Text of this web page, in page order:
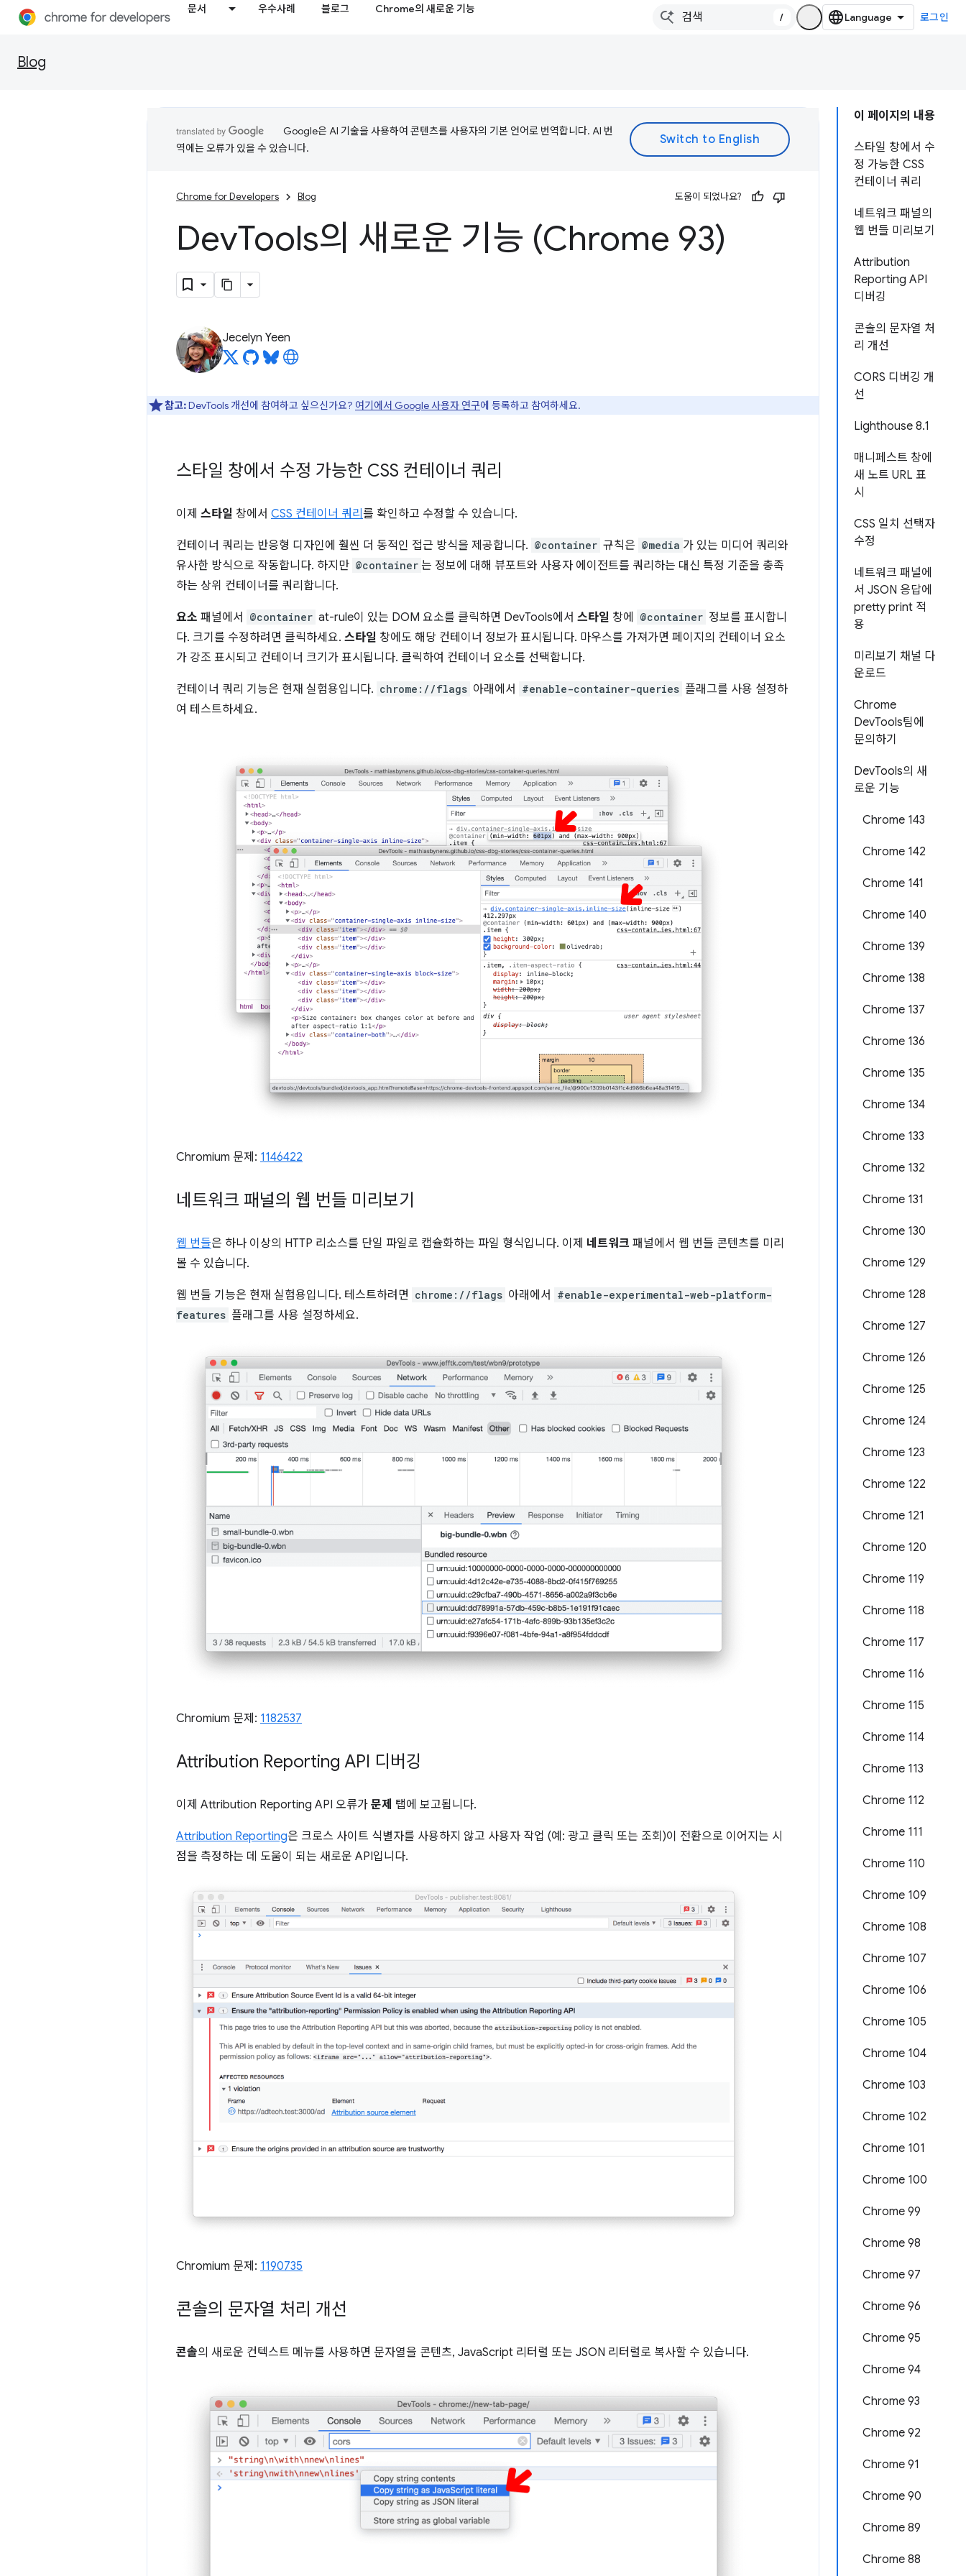
문서 우수사례 블로그 Chrome의 새로운 기능
/ 로그인
Blog
이 페이지의 내용
스타일 창에서 수
정 가능한 CSS
컨테이너 쿼리
네트워크 패널의
웹 번들 미리보기
Attribution
Reporting API
디버깅
콘솔의 문자열 처
리 개선
CORS 디버깅 개
선
Lighthouse 8.1
매니페스트 창에
새 노트 URL 표
시
CSS 일치 선택자
수정
네트워크 패널에
서 JSON 응답에
pretty print 적
용
미리보기 채널 다
운로드
Chrome
DevTools팀에
문의하기
DevTools의 새
로운 기능
Chrome 143
Chrome 142
Chrome 141
Chrome 140
Chrome 139
Chrome 138
Chrome 137
Chrome 136
Chrome 135
Chrome 134
Chrome 133
Chrome 132
Chrome 131
Chrome 130
Chrome 129
Chrome 128
Chrome 127
Chrome 126
Chrome 125
Chrome 124
Chrome 123
Chrome 122
Chrome 121
Chrome 120
Chrome 119
Chrome 118
Chrome 117
Chrome 116
Chrome 115
Chrome 114
Chrome 113
Chrome 112
Chrome 111
Chrome 110
Chrome 109
Chrome 108
Chrome 107
Chrome 106
Chrome 105
Chrome 104
Chrome 103
Chrome 102
Chrome 101
Chrome 100
Chrome 99
Chrome 98
Chrome 97
Chrome 96
Chrome 95
Chrome 94
Chrome 93
Chrome 92
Chrome 91
Chrome 90
Chrome 89
Chrome 88
Google은 AI 기술을 사용하여 콘텐츠를 사용자의 기본 언어로 번역합니다. AI 번
역에는 오류가 있을 수 있습니다.
Chrome for Developers Blog 도움이 되었나요?
DevTools의 새로운 기능 (Chrome 93)
Jecelyn Yeen
참고:DevTools 개선에 참여하고 싶으신가요? 여기에서 Google 사용자 연구에 등록하고 참여하세요.
스타일 창에서 수정 가능한 CSS 컨테이너 쿼리
이제 스타일 창에서 CSS 컨테이너 쿼리 를 확인하고 수정할 수 있습니다.
컨테이너 쿼리는 반응형 디자인에 훨씬 더 동적인 접근 방식을 제공합니다. @container 규칙은 @media 가 있는 미디어 쿼리와
유사한 방식으로 작동합니다. 하지만 @container 는 정보에 대해 뷰포트와 사용자 에이전트를 쿼리하는 대신 특정 기준을 충족
하는 상위 컨테이너를 쿼리합니다.
요소 패널에서 @container at-rule이 있는 DOM 요소를 클릭하면 DevTools에서 스타일 창에 @container 정보를 표시합니
다. 크기를 수정하려면 클릭하세요. 스타일 창에도 해당 컨테이너 정보가 표시됩니다. 마우스를 가져가면 페이지의 컨테이너 요소
가 강조 표시되고 컨테이너 크기가 표시됩니다. 클릭하여 컨테이너 요소를 선택합니다.
컨테이너 쿼리 기능은 현재 실험용입니다. chrome://flags 아래에서 #enable-container-queries 플래그를 사용 설정하
여 테스트하세요.
Chromium 문제: 1146422
네트워크 패널의 웹 번들 미리보기
웹 번들은 하나 이상의 HTTP 리소스를 단일 파일로 캡슐화하는 파일 형식입니다. 이제 네트워크 패널에서 웹 번들 콘텐츠를 미리
볼 수 있습니다.
웹 번들 기능은 현재 실험용입니다. 테스트하려면 chrome://flags 아래에서
#enable-experimental-web-platform-
features 플래그를 사용 설정하세요.
Chromium 문제: 1182537
Attribution Reporting API 디버깅
이제 Attribution Reporting API 오류가 문제 탭에 보고됩니다.
Attribution Reporting은 크로스 사이트 식별자를 사용하지 않고 사용자 작업 (예: 광고 클릭 또는 조회)이 전환으로 이어지는 시
점을 측정하는 데 도움이 되는 새로운 API입니다.
Chromium 문제: 1190735
콘솔의 문자열 처리 개선
콘솔의 새로운 컨텍스트 메뉴를 사용하면 문자열을 콘텐츠, JavaScript 리터럴 또는 JSON 리터럴로 복사할 수 있습니다.